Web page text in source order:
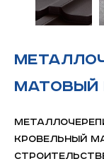
матовый
кровельный